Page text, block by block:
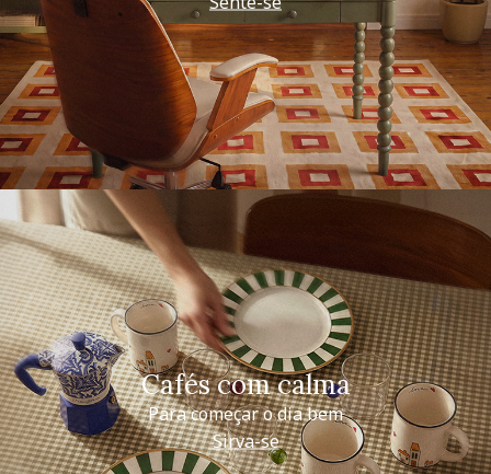
Cafés com calma
Para começar o dia bem
Sirva-se